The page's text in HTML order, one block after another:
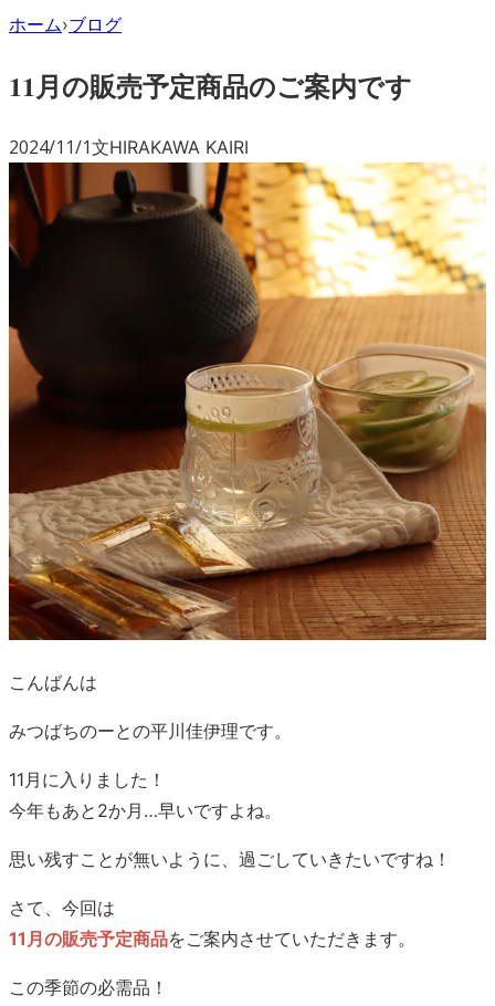
ホーム›ブログ
11月の販売予定商品のご案内です
2024/11/1文HIRAKAWA KAIRI
こんばんは
みつばちのーとの平川佳伊理です。
11月に入りました！
今年もあと2か月…早いですよね。
思い残すことが無いように、過ごしていきたいですね！
さて、今回は
11月の販売予定商品をご案内させていただきます。
この季節の必需品！